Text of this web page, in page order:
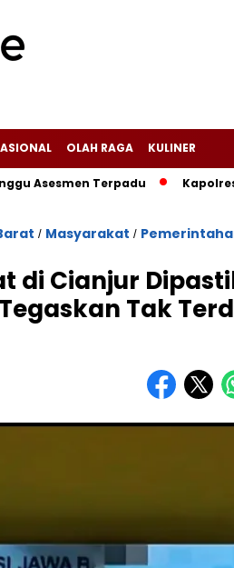
OLAH RAGA KULINER
Terpadu Kapolres
/ Masyarakat /
di Cianjur
Tak